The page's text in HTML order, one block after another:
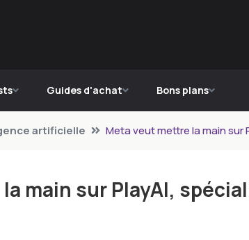
Guides d'achat Bons plans
artificielle Meta veut mettre la main sur
main sur PlayAI,